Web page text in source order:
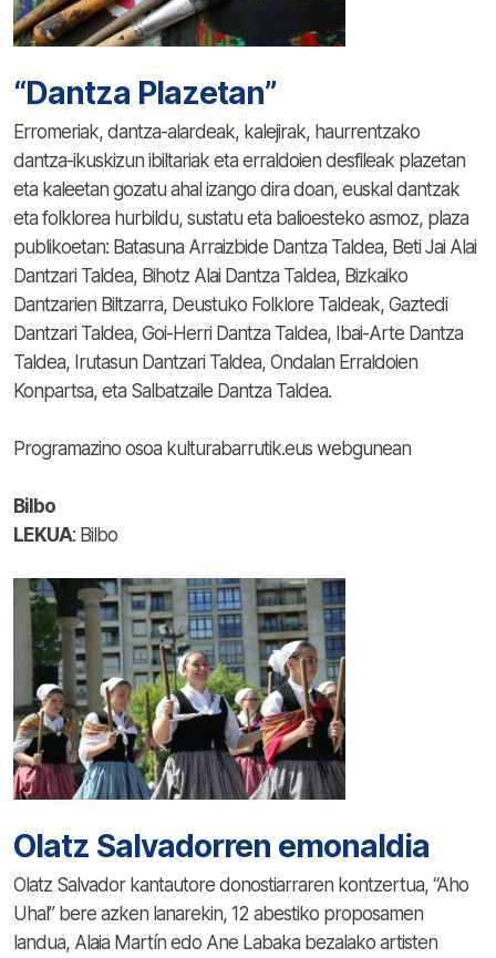
“Dantza Plazetan”
Erromeriak, dantza-alardeak, kalejirak, haurrentzako
dantza-ikuskizun ibiltariak eta erraldoien desfileak plazetan
eta kaleetan gozatu ahal izango dira doan, euskal dantzak
eta folklorea hurbildu, sustatu eta balioesteko asmoz, plaza
publikoetan: Batasuna Arraizbide Dantza Taldea, Beti Jai Alai
Dantzari Taldea, Bihotz Alai Dantza Taldea, Bizkaiko
Dantzarien Biltzarra, Deustuko Folklore Taldeak, Gaztedi
Dantzari Taldea, Goi-Herri Dantza Taldea, Ibai-Arte Dantza
Taldea, Irutasun Dantzari Taldea, Ondalan Erraldoien
Konpartsa, eta Salbatzaile Dantza Taldea.
Programazino osoa kulturabarrutik.eus webgunean
Bilbo
LEKUA: Bilbo
Olatz Salvadorren emonaldia
Olatz Salvador kantautore donostiarraren kontzertua, “Aho
Uhal” bere azken lanarekin, 12 abestiko proposamen
landua, Alaia Martín edo Ane Labaka bezalako artisten